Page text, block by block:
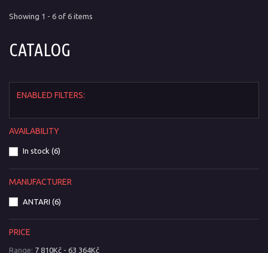
Showing 1 - 6 of 6 items
CATALOG
ENABLED FILTERS:
AVAILABILITY
In stock (6)
MANUFACTURER
ANTARI (6)
PRICE
Range: 7 810Kč - 63 364Kč